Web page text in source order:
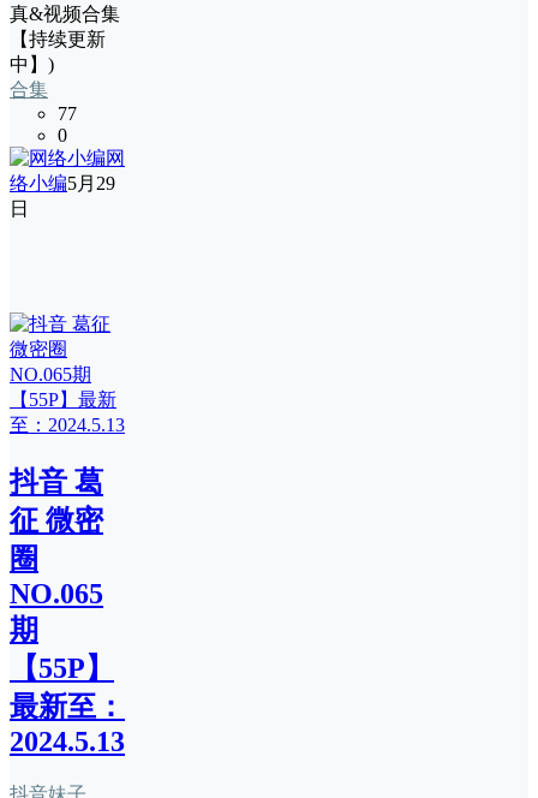
真&视频合集
【持续更新
中】)
合集
77
0
网
络小编5月29
日
抖音 葛
征 微密
圈
NO.065
期
【55P】
最新至：
2024.5.13